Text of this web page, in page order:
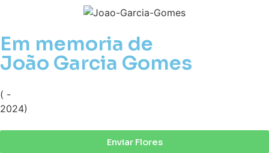
Em memoria de
João Garcia Gomes
( -
2024)
Enviar Flores